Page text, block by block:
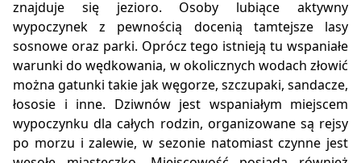
znajduje się jezioro. Osoby lubiące aktywny
wypoczynek z pewnością docenią tamtejsze lasy
sosnowe oraz parki. Oprócz tego istnieją tu wspaniałe
warunki do wędkowania, w okolicznych wodach złowić
można gatunki takie jak węgorze, szczupaki, sandacze,
łososie i inne. Dziwnów jest wspaniałym miejscem
wypoczynku dla całych rodzin, organizowane są rejsy
po morzu i zalewie, w sezonie natomiast czynne jest